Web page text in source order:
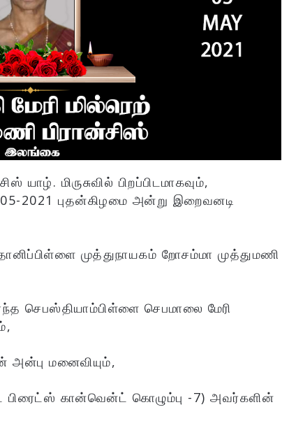
யாழ். மிருசுவில் பிறப்பிடமாகவும்,
2021 புதன்கிழமை அன்று இறைவனடி
முத்துநாயகம் றோசம்மா முத்துமணி
செபஸ்தியாம்பிள்ளை செபமாலை மேரி
அன்பு மனைவியும்,
பிரைட்ஸ் கான்வென்ட் கொழும்பு -7) அவர்களின்